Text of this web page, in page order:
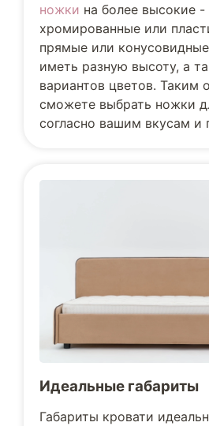
ножки на более высокие -
хромированные или
прямые или
иметь разную высоту, а
вариантов цветов. Таким
сможете выбрать ножки
согласно вашим вкусам и
Идеальные габариты
Габариты кровати